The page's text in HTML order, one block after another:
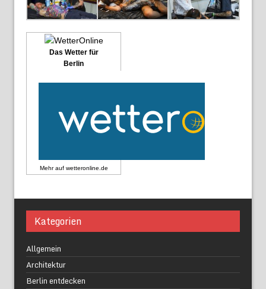
Das Wetter für
Berlin
Mehr auf wetteronline.de
Kategorien
Allgemein
Architektur
Berlin entdecken